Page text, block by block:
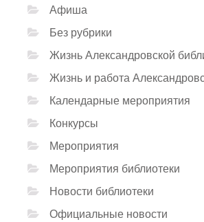
Афиша
Без рубрики
Жизнь Александровской
Жизнь и работа
Календарные мероприятия
Конкурсы
Мероприятия
Мероприятия библиотеки
Новости библиотеки
Официальные новости